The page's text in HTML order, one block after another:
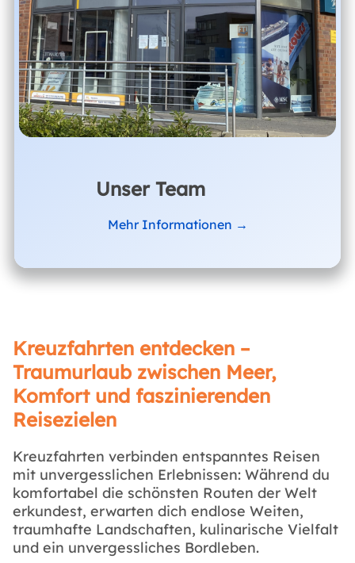
Unser Team
Mehr Informationen →
Kreuzfahrten entdecken –
Traumurlaub zwischen Meer,
Komfort und faszinierenden
Reisezielen
Kreuzfahrten verbinden entspanntes Reisen
mit unvergesslichen Erlebnissen: Während du
komfortabel die schönsten Routen der Welt
erkundest, erwarten dich endlose Weiten,
traumhafte Landschaften, kulinarische Vielfalt
und ein unvergessliches Bordleben.